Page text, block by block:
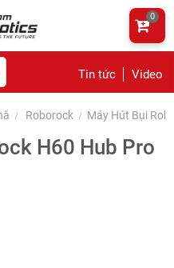
Tin tức Video
0
Roborock Máy Hút Bụi
H60 Hub Pro